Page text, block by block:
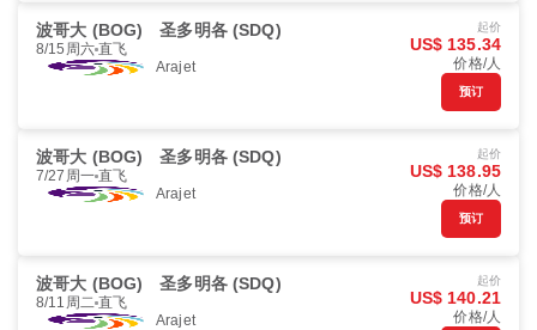
波哥大 (BOG) 圣多明各 (SDQ)
8/15周六 直飞
Arajet
起价
US$ 135.34
价格/人
预订
波哥大 (BOG) 圣多明各 (SDQ)
7/27周一 直飞
Arajet
起价
US$ 138.95
价格/人
预订
波哥大 (BOG) 圣多明各 (SDQ)
8/11周二 直飞
Arajet
起价
US$ 140.21
价格/人